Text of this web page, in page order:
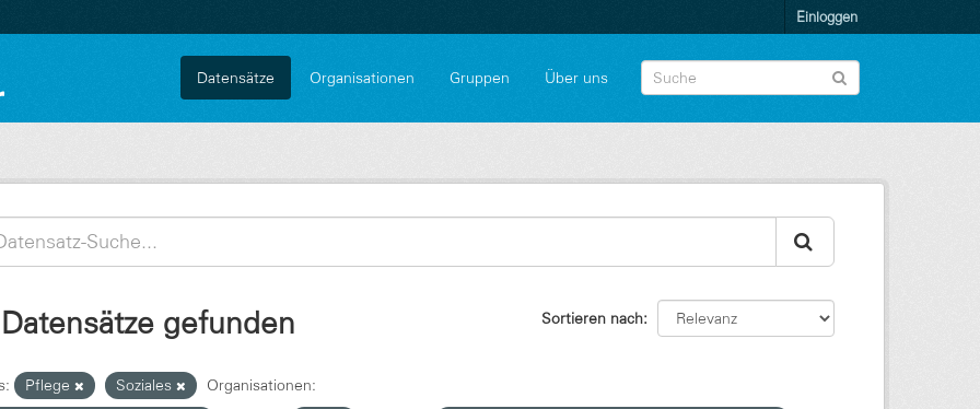
Einloggen
Datensätze Organisationen Gruppen Über uns
Sortieren nach
gefunden
Pflege Soziales
Organisationen: